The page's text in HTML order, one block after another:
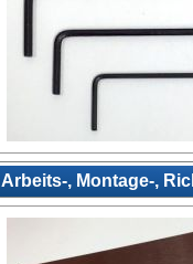
Arbeits-, Montage-,